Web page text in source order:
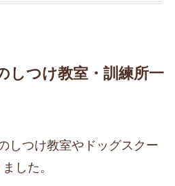
しつけ教室・訓練所一
しつけ教室やドッグスクー
した。